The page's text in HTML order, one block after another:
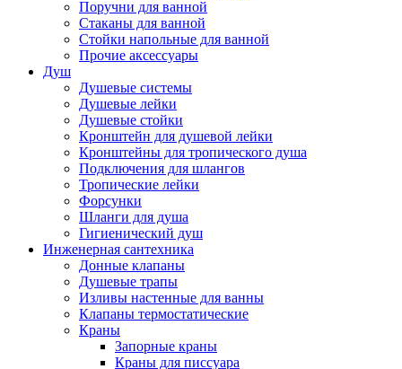
Поручни для ванной
Стаканы для ванной
Стойки напольные для ванной
Прочие аксессуары
Душ
Душевые системы
Душевые лейки
Душевые стойки
Кронштейн для душевой лейки
Кронштейны для тропического душа
Подключения для шлангов
Тропические лейки
Форсунки
Шланги для душа
Гигиенический душ
Инженерная сантехника
Донные клапаны
Душевые трапы
Изливы настенные для ванны
Клапаны термостатические
Краны
Запорные краны
Краны для писсуара